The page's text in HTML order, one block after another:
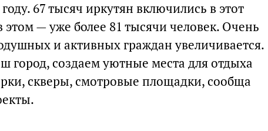
67 тысяч иркутян включились в этот
— уже более 81 тысячи человек. Очень
и активных граждан увеличивается.
город, создаем уютные места для отдыха
скверы, смотровые площадки, сообща